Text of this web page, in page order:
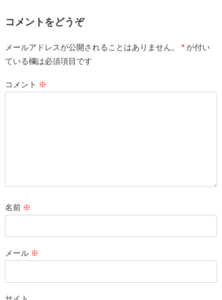
コメントをどうぞ
メールアドレスが公開されることはありません。 * が付い
ている欄は必須項目です
コメント ※
名前 ※
メール ※